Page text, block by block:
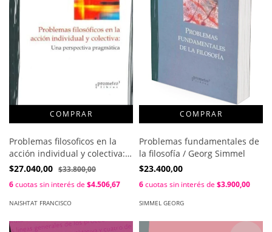
Problemas filosoficos en la
acción individual y colectiva:
una perspectiva pragmatica /
$27.040,00 $33.800,00
6cuotas sin interés de $4.506,67
NAISHTAT FRANCISCO
Problemas fundamentales de
la filosofía / Georg Simmel
$23.400,00
6cuotas sin interés de $3.900,00
SIMMEL GEORG